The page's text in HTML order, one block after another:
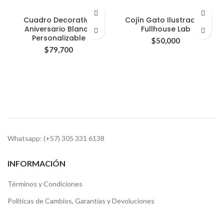
Cuadro Decorativo
Aniversario Blanco
Personalizable
$79,700
Cojín Gato Ilustrado /
Fullhouse Lab
$50,000
Whatsapp: (+57) 305 331 6138
INFORMACIÓN
Términos y Condiciones
Politicas de Cambios, Garantias y Devoluciones